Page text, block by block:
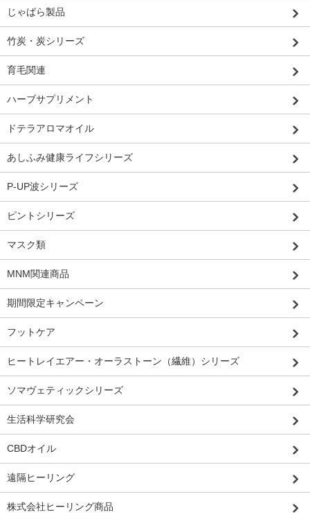
じゃばら製品
竹炭・炭シリーズ
育毛関連
ハーブサプリメント
ドテラアロマオイル
あしふみ健康ライフシリーズ
P-UP波シリーズ
ピントシリーズ
マスク類
MNM関連商品
期間限定キャンペーン
フットケア
ヒートレイエアー・オーラストーン（繊維）シリーズ
ソマヴェティックシリーズ
生活科学研究会
CBDオイル
遠隔ヒーリング
株式会社ヒーリング商品